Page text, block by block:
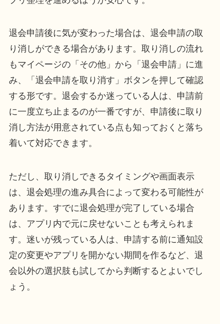
退会申請後に気が変わった場合は、退会申請の取
り消しができる場合があります。取り消しの流れ
もマイページの「その他」から「退会申請」に進
み、「退会申請を取り消す」ボタンを押して確認
する形です。退会するか迷っている人は、申請前
に一度立ち止まるのが一番ですが、申請後に取り
消し方法が用意されている点も知っておくと落ち
着いて対応できます。
ただし、取り消しできるタイミングや画面表示
は、退会処理の進み具合によって変わる可能性が
あります。すでに退会処理が完了している場合
は、アプリ内で元に戻せないことも考えられま
す。迷いが残っている人は、申請する前に通知設
定の変更やアプリを開かない期間を作るなど、退
会以外の選択肢も試してから判断するとよいでし
ょう。